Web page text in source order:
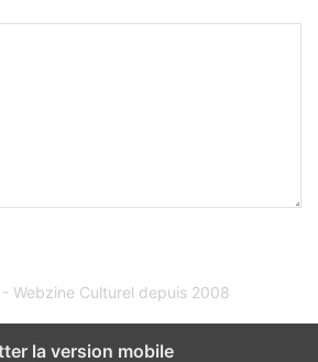
Webzine Culturel depuis 2008
la version mobile